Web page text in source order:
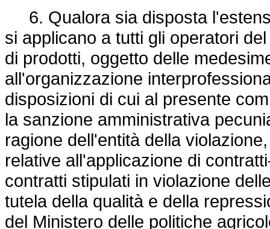
6. Qualora sia disposta
si applicano a tutti gli operatori
di prodotti, oggetto delle
all'organizzazione
disposizioni di cui al presente
la sanzione amministrativa
ragione dell'entità della
relative all'applicazione di
contratti stipulati in violazione
tutela della qualità e della
del Ministero delle politiche